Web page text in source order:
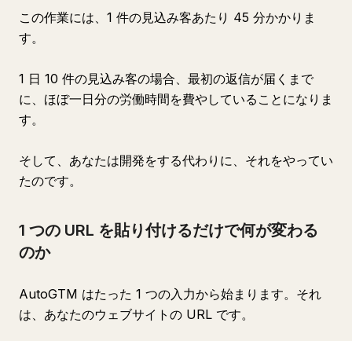
この作業には、1 件の見込み客あたり 45 分かかりま
す。
1 日 10 件の見込み客の場合、最初の返信が届くまで
に、ほぼ一日分の労働時間を費やしていることになりま
す。
そして、あなたは開発をする代わりに、それをやってい
たのです。
1 つの URL を貼り付けるだけで何が変わる
のか
AutoGTM はたった 1 つの入力から始まります。それ
は、あなたのウェブサイトの URL です。